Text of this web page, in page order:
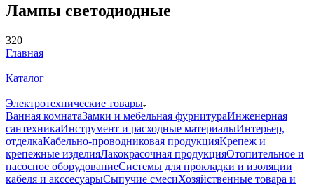
Лампы светодиодные
320
Главная
—
Каталог
—
Электротехнические товары
Ванная комнатаЗамки и мебельная фурнитураИнженерная
сантехникаИнструмент и расходные материалыИнтерьер,
отделкаКабельно-проводниковая продукцияКрепеж и
крепежные изделияЛакокрасочная продукцияОтопительное и
насосное оборудованиеСистемы для прокладки и изоляции
кабеля и акссесуарыСыпучие смесиХозяйственные товара и